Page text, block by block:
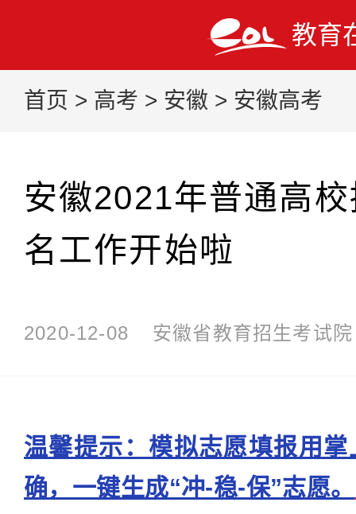
教育
首页 > 高考 > 安徽 > 安徽高考
安徽2021年普通高
名工作开始啦
2020-12-08 安徽省教育招生考试院
温馨提示：模拟志愿填报用
确，一键生成“冲-稳-保”志愿。